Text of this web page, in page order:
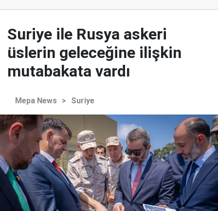
Suriye ile Rusya askeri
üslerin geleceğine ilişkin
mutabakata vardı
Mepa News > Suriye